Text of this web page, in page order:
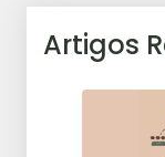
Artigos